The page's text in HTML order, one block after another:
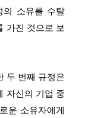
의 소유를 수탈
가진 것으로 보
두 번째 규정은
자신의 기업 중
운 소유자에게